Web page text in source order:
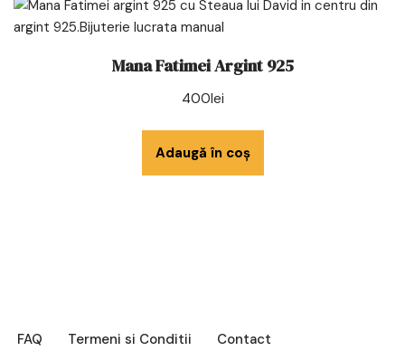
Mana Fatimei Argint 925
400lei
Adaugă în coș
FAQ Termeni si Conditii Contact